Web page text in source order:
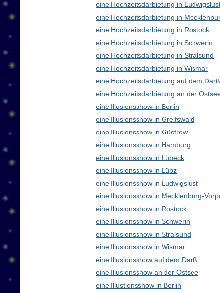
eine Hochzeitsdarbietung in Ludwigslust
eine Hochzeitsdarbietung in
eine Hochzeitsdarbietung in Rostock
eine Hochzeitsdarbietung in Schwerin
eine Hochzeitsdarbietung in Stralsund
eine Hochzeitsdarbietung in Wismar
eine Hochzeitsdarbietung auf dem Darß
eine Hochzeitsdarbietung an der
eine Illusionsshow in Berlin
eine Illusionsshow in Greifswald
eine Illusionsshow in Güstrow
eine Illusionsshow in Hamburg
eine Illusionsshow in Lübeck
eine Illusionsshow in Lübz
eine Illusionsshow in Ludwigslust
eine Illusionsshow in Mecklenburg-
eine Illusionsshow in Rostock
eine Illusionsshow in Schwerin
eine Illusionsshow in Stralsund
eine Illusionsshow in Wismar
eine Illusionsshow auf dem Darß
eine Illusionsshow an der Ostsee
eine Illustionsshow in Berlin